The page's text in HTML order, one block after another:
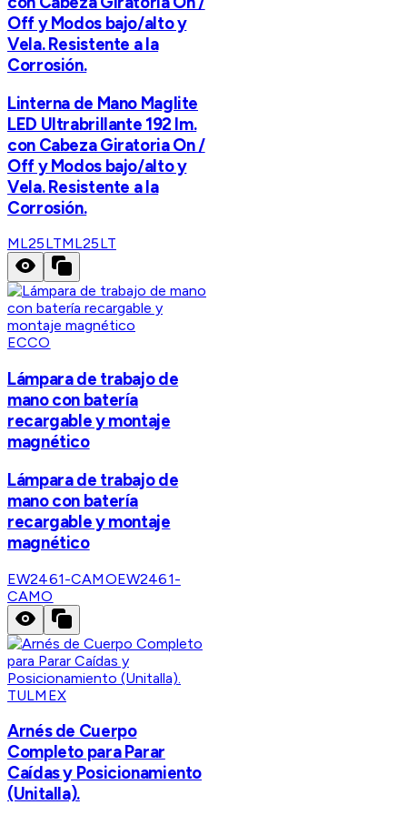
Off y Modos bajo/alto y
Vela. Resistente a la
Corrosión.
Linterna de Mano Maglite
LED Ultrabrillante 192 lm.
con Cabeza Giratoria On /
Off y Modos bajo/alto y
Vela. Resistente a la
Corrosión.
ML25LTML25LT
ECCO
Lámpara de trabajo de
mano con batería
recargable y montaje
magnético
Lámpara de trabajo de
mano con batería
recargable y montaje
magnético
EW2461-CAMOEW2461-
CAMO
TULMEX
Arnés de Cuerpo
Completo para Parar
Caídas y Posicionamiento
(Unitalla).